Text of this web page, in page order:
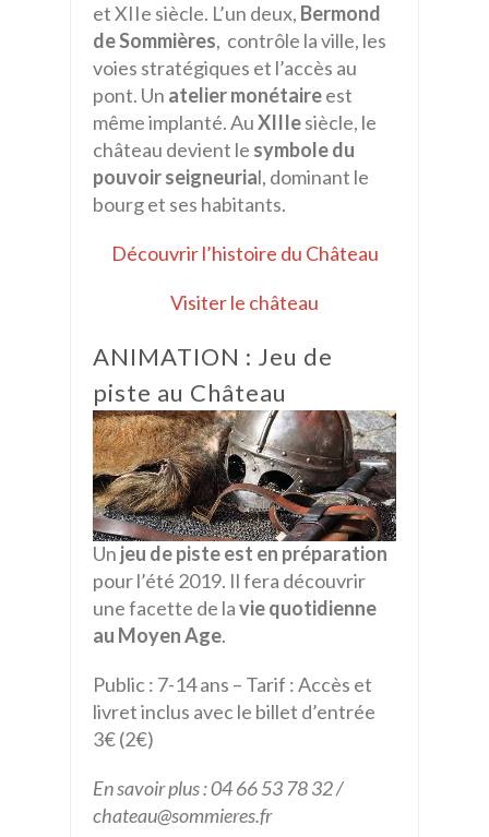
et XIIe siècle. L’un deux, Bermond
de Sommières, contrôle la ville, les
voies stratégiques et l’accès au
pont. Un atelier monétaireest
même implanté. AuXIIIesiècle, le
château devient le symbole du
pouvoir seigneurial, dominant le
bourg et ses habitants.
Découvrir l’histoire du Château
Visiter le château
ANIMATION : Jeu de
piste au Château
Un jeu de piste est en préparation
pour l’été 2019. Il fera découvrir
une facette de lavie quotidienne
au Moyen Age.
Public : 7-14 ans – Tarif : Accès et
livret inclus avec le billet d’entrée
3€ (2€)
En savoir plus : 04 66 53 78 32 /
chateau@sommieres.fr